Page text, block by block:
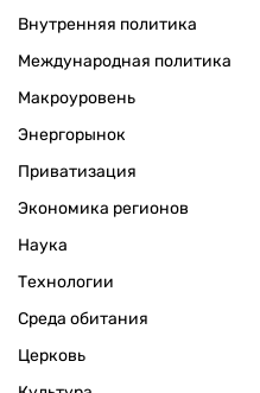
Внутренняя политика
Международная политика
Макроуровень
Энергорынок
Приватизация
Экономика регионов
Наука
Технологии
Среда обитания
Церковь